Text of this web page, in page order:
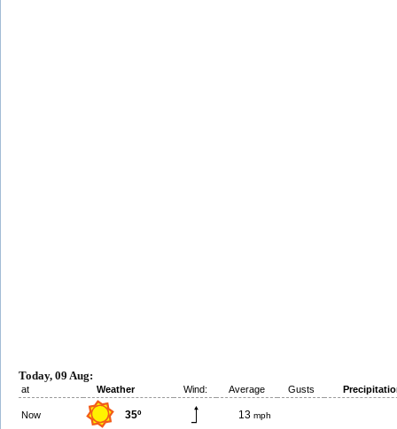
Today, 09 Aug:
at Weather Wind: Average Gusts
Now 35º 13 mph